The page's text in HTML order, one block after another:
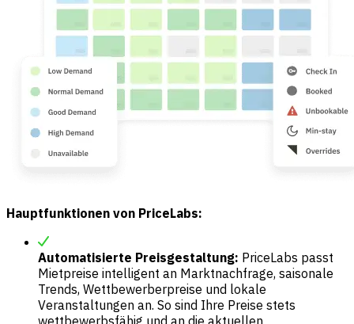
Hauptfunktionen von PriceLabs:
Automatisierte Preisgestaltung: PriceLabs passt
Mietpreise intelligent an Marktnachfrage, saisonale
Trends, Wettbewerberpreise und lokale
Veranstaltungen an. So sind Ihre Preise stets
wettbewerbsfähig und an die aktuellen